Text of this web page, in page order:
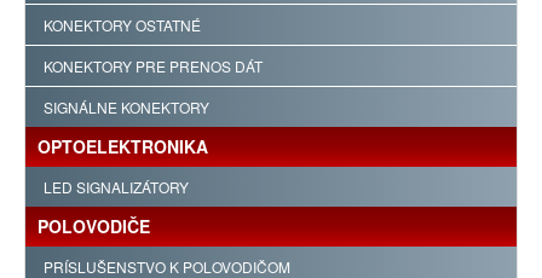
KONEKTORY OSTATNÉ
KONEKTORY PRE PRENOS DÁT
SIGNÁLNE KONEKTORY
OPTOELEKTRONIKA
LED SIGNALIZÁTORY
POLOVODIČE
PRÍSLUŠENSTVO K POLOVODIČOM